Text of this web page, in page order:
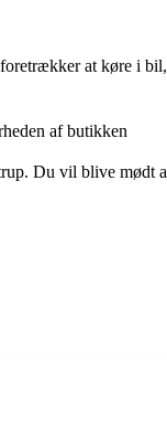
at køre i
af butikken
Du vil blive